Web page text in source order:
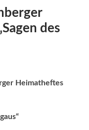
des
Heimatheftes